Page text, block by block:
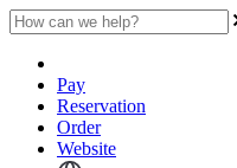
Pay
Reservation
Order
Website